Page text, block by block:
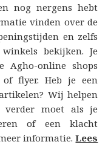
nog nergens hebt
vinden over de
en zelfs
bekijken. Je
online shops
flyer. Heb je een
Wij helpen
verder moet als je
of een klacht
informatie.Lees